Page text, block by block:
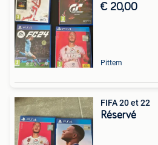
€ 20,00
Pittem
FIFA 20 et 22
Réservé